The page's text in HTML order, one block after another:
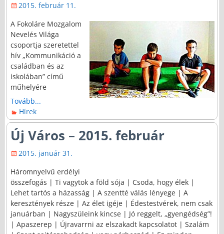
2015. február 11.
A Fokoláre Mozgalom
Nevelés Világa
csoportja szeretettel
hív „Kommunikáció a
családban és az
iskolában” című
műhelyére
Tovább...
Hírek
Új Város – 2015. február
2015. január 31.
Háromnyelvű erdélyi
összefogás | Ti vagytok a föld sója | Csoda, hogy élek |
Lehet tartós a házasság | A szentté válás lényege | A
keresztények része | Az élet igéje | Édestestvérek, nem csak
januárban | Nagyszüleink kincse | Jó reggelt, „gyengédség”!
| Apaszerep | Újravarrni az elszakadt kapcsolatot | Szalám